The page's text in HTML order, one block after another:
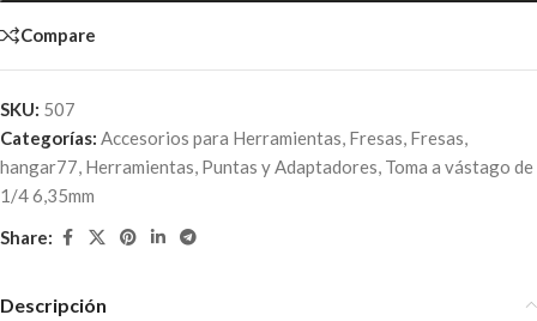
Compare
SKU: 507
Categorías: Accesorios para Herramientas, Fresas, Fresas,
hangar77, Herramientas, Puntas y Adaptadores, Toma a vástago de
1/4 6,35mm
Share:
Descripción